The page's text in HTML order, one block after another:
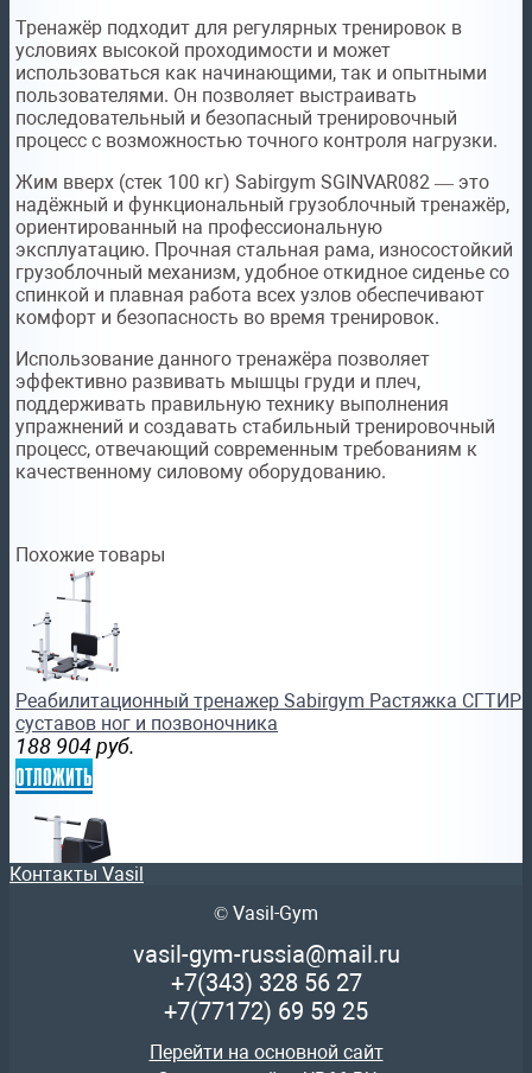
Тренажёр подходит для регулярных тренировок в
условиях высокой проходимости и может
использоваться как начинающими, так и опытными
пользователями. Он позволяет выстраивать
последовательный и безопасный тренировочный
процесс с возможностью точного контроля нагрузки.
Жим вверх (стек 100 кг) Sabirgym SGINVAR082 — это
надёжный и функциональный грузоблочный тренажёр,
ориентированный на профессиональную
эксплуатацию. Прочная стальная рама, износостойкий
грузоблочный механизм, удобное откидное сиденье со
спинкой и плавная работа всех узлов обеспечивают
комфорт и безопасность во время тренировок.
Использование данного тренажёра позволяет
эффективно развивать мышцы груди и плеч,
поддерживать правильную технику выполнения
упражнений и создавать стабильный тренировочный
процесс, отвечающий современным требованиям к
качественному силовому оборудованию.
Похожие товары
Реабилитационный тренажер Sabirgym Растяжка СГТИР
суставов ног и позвоночника
188 904 руб.
отложить
Реабилитационный тренажер Sabirgym МАШИНКА
Контакты Vasil
© Vasil-Gym
vasil-gym-russia@mail.ru
+7(343) 328 56 27
+7(77172) 69 59 25
Перейти на основной сайт